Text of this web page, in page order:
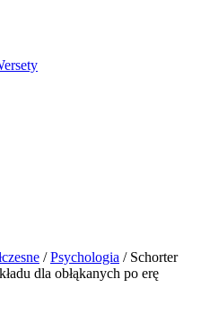
/Psychologia / Schorter
dla obłąkanych po erę